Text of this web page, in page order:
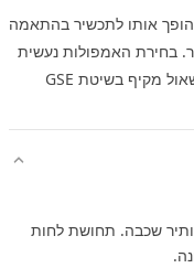
הלחות הופך אותו לתכשיר בהתאמה
בחירת האמפולות נעשית
על ידי הקוסמטיקאית לאחר אבחון מעמיק ותשאול מקיף בשיטת GSE
שכבה. תחושת לחות